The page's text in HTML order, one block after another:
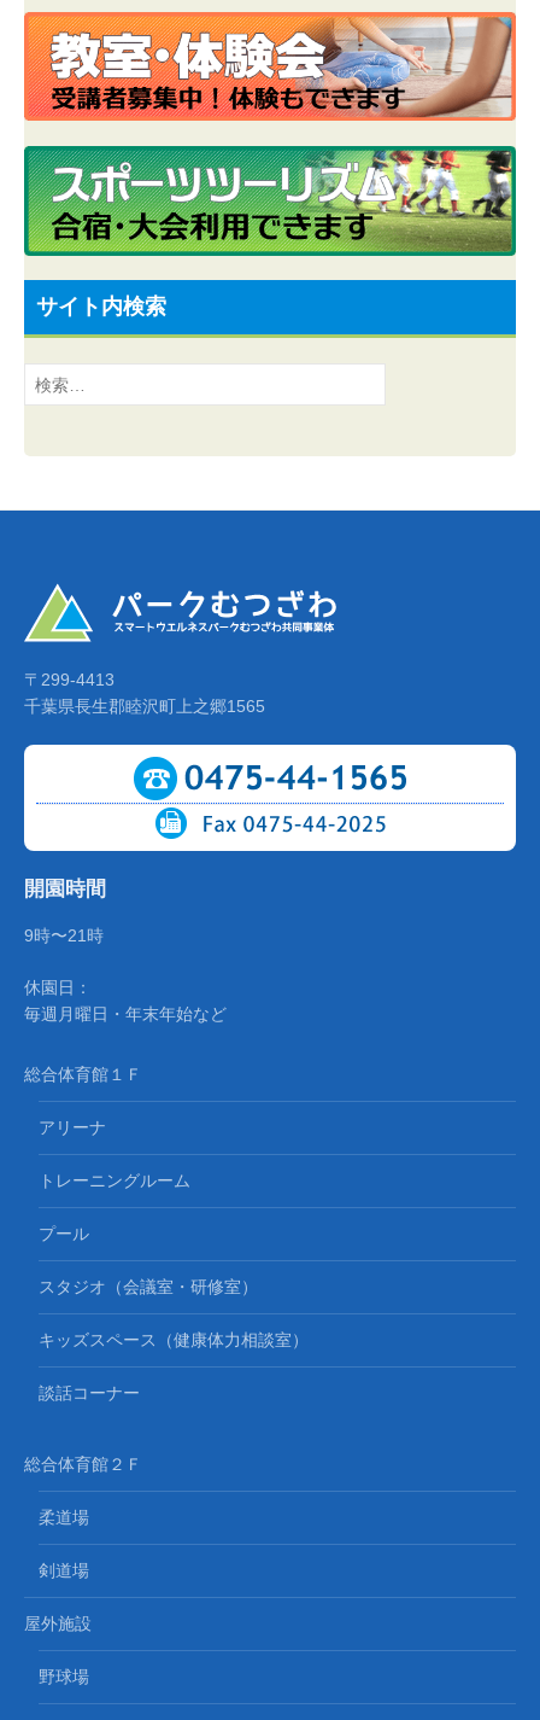
サイト内検索
検
索:
〒299-4413
千葉県長生郡睦沢町上之郷1565
開園時間
9時〜21時
休園日：
毎週月曜日・年末年始など
総合体育館１Ｆ
アリーナ
トレーニングルーム
プール
スタジオ（会議室・研修室）
キッズスペース（健康体力相談室）
談話コーナー
総合体育館２Ｆ
柔道場
剣道場
屋外施設
野球場